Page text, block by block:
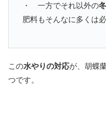
・ 一方でそれ以外の
肥料もそんなに多くは
この水やりの対応が、胡蝶
つです。